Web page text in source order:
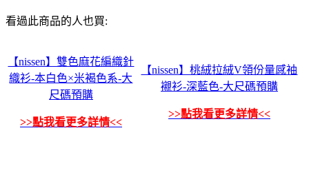
看過此商品的人也買:
【nissen】雙色麻花編織針
織衫-本白色×米褐色系-大
尺碼預購
>>點我看更多詳情<<
【nissen】桃絨拉絨V領份量感袖
襯衫-深藍色-大尺碼預購
>>點我看更多詳情<<